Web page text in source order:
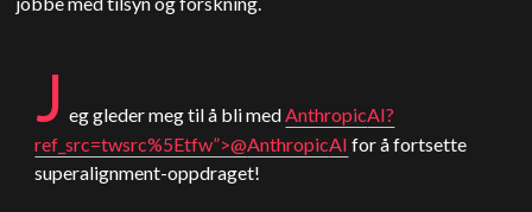
J eg gleder meg til å bli medAnthropicAI?
ref_src=twsrc%5Etfw”>@AnthropicAI for å fortsette
superalignment-oppdraget!